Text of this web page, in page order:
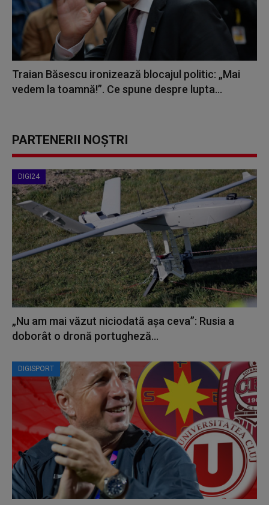
Traian Băsescu ironizează blocajul politic: „Mai
vedem la toamnă!”. Ce spune despre lupta...
PARTENERII NOȘTRI
DIGI24
„Nu am mai văzut niciodată așa ceva”: Rusia a
doborât o dronă portugheză...
DIGISPORT